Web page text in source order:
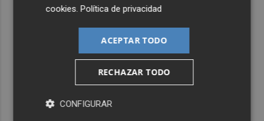
cookies.Política de privacidad
ACEPTAR TODO
RECHAZAR TODO
CONFIGURAR